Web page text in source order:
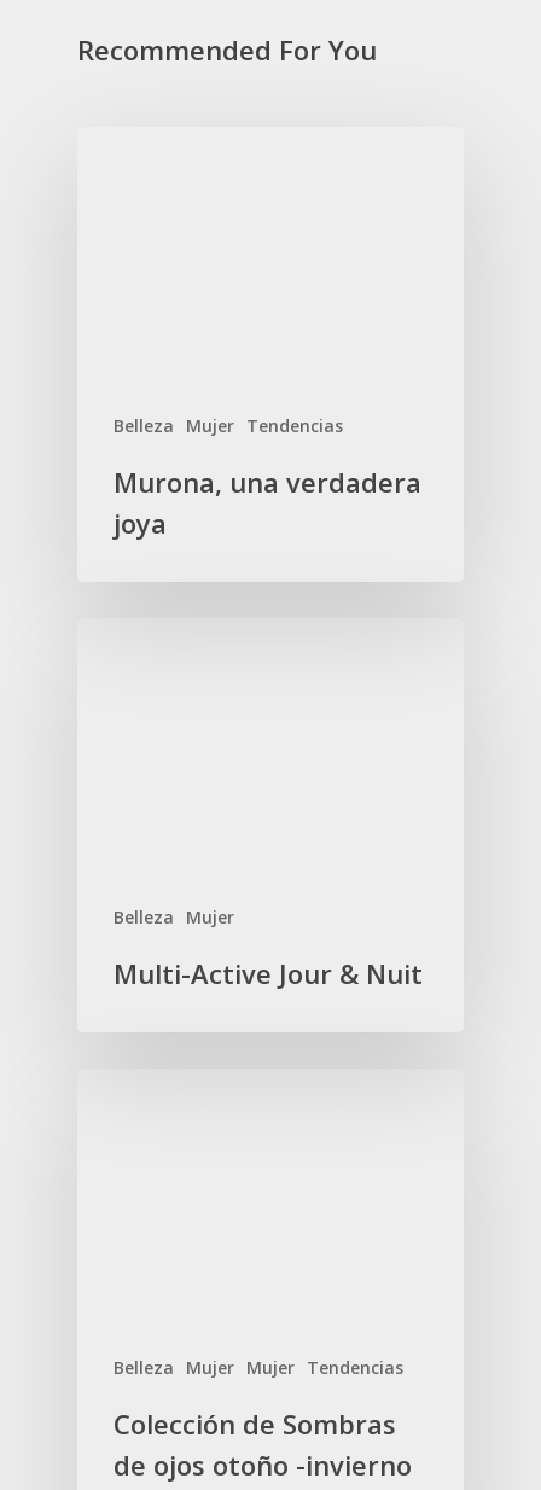
Recommended For You
Belleza Mujer Tendencias
Murona, una verdadera
joya
Belleza Mujer
Multi-Active Jour & Nuit
Belleza Mujer Mujer Tendencias
Colección de Sombras
de ojos otoño -invierno